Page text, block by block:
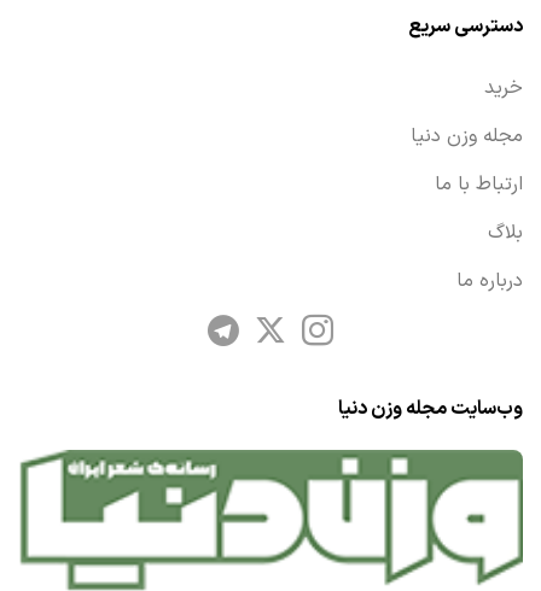
دسترسی سریع
خرید
مجله وزن دنیا
ارتباط با ما
بلاگ
درباره ما
وب‌سایت مجله وزن دنیا